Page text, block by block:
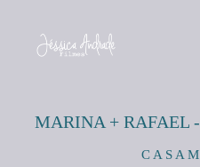
MARINA + RAFAEL